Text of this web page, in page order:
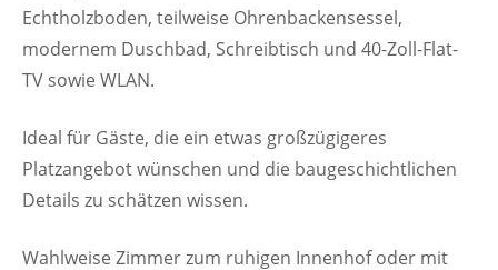
Echtholzboden, teilweise Ohrenbackensessel,
modernem Duschbad, Schreibtisch und 40-Zoll-Flat-
TV sowie WLAN.
Ideal für Gäste, die ein etwas großzügigeres
Platzangebot wünschen und die baugeschichtlichen
Details zu schätzen wissen.
Wahlweise Zimmer zum ruhigen Innenhof oder mit